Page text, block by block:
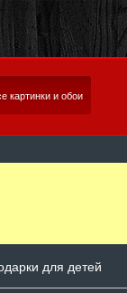
картинки и обои
для детей